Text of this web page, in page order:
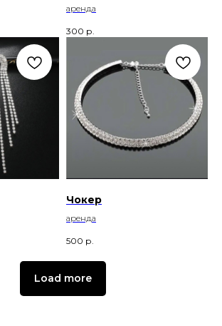
аренда
300 р.
Чокер
аренда
500 р.
Load more